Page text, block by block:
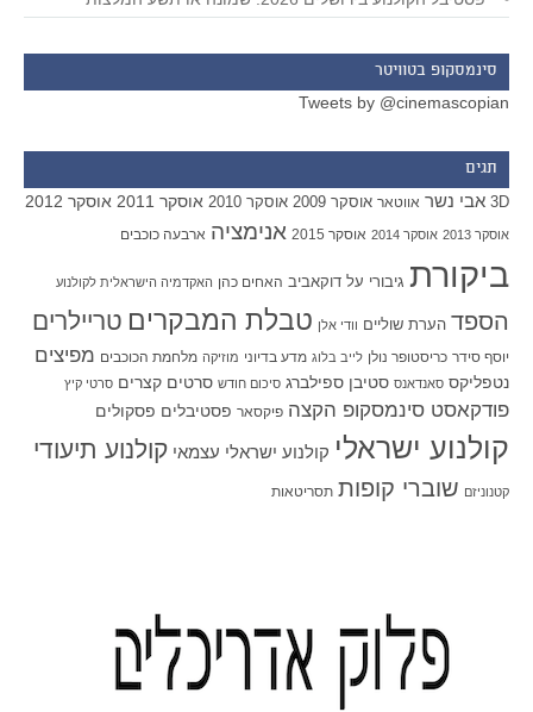
סינמסקופ בטוויטר
Tweets by @cinemascopian
תגים
3D אבי נשר אווטאר אוסקר 2009 אוסקר 2010 אוסקר 2011 אוסקר 2012
אוסקר 2013 אוסקר 2014 אוסקר 2015 אנימציה ארבעה כוכבים
ביקורת גיבורי על דוקאביב האחים כהן האקדמיה הישראלית לקולנוע
הספד הערת שוליים וודי אלן טבלת המבקרים טריילרים
יוסף סידר כריסטופר נולן לייב בלוג מדע בדיוני מוזיקה מלחמת הכוכבים מפיצים
נטפליקס סאנדאנס סטיבן ספילברג סיכום חודש סרטים קצרים סרטי קיץ
פודקאסט סינמסקופ הקצה פיקסאר פסטיבלים פסקולים
קולנוע ישראלי קולנוע ישראלי עצמאי קולנוע תיעודי
קטנוניזם שוברי קופות תסריטאות